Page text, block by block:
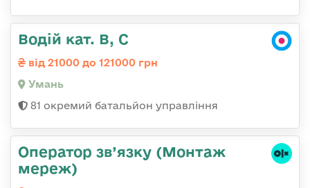
Водій кат. В, С
від 21000 до 121000 грн
Умань
81 окремий батальйон управління
Оператор зв’язку (Монтаж
мереж)